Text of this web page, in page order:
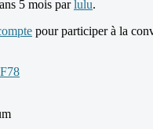
5 mois parlulu.
pour participer à la